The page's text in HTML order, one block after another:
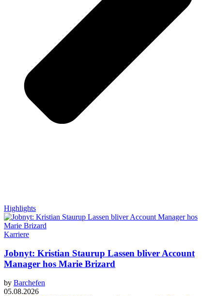
Highlights
Karriere
Jobnyt: Kristian Staurup Lassen bliver Account
Manager hos Marie Brizard
by Barchefen
05.08.2026